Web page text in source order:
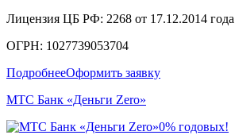
Лицензия ЦБ РФ: 2268 от 17.12.2014 года
ОГРН: 1027739053704
ПодробнееОформить заявку
МТС Банк «Деньги Zero»
0% годовых!